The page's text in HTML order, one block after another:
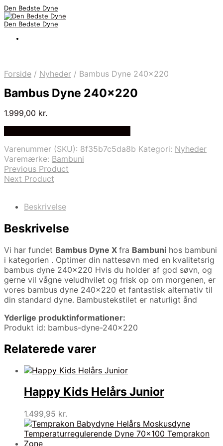
Den Bedste Dyne
Den Bedste Dyne
Forside / Nyheder / Bambus Dyne 240×220
Bambus Dyne 240×220
1.999,00 kr.
Varenummer (SKU): 8f35b7c5da8b Kategori: Nyheder
Varemærke: Bambuni
Previous Product
Next Product
Beskrivelse
Beskrivelse
Vi har fundet Bambus Dyne X fra Bambuni hos bambuni
i kategorien . Optimer din nattesøvn med en kvalitetsrig
bambus dyne 240×220 Hvis du holder af god søvn, og
gerne vil vågne veludhvilet og frisk op om morgenen, er
vores bambus dyne 240×220 et fantastisk alternativ til
din standard dyne. Bambustekstilet er naturligt ånd
Yderlige produktinformationer:
Produkt id: bambus-dyne-240×220
Relaterede varer
Happy Kids Helårs Junior
1.499,95 kr.